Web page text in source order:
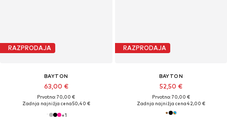
RAZPRODAJA
BAYTON
63,00 €
Prvotno: 70,00 €
Zadnja najnižja cena50,40 €
+1
RAZPRODAJA
BAYTON
52,50 €
Prvotno: 70,00 €
Zadnja najnižja cena42,00 €